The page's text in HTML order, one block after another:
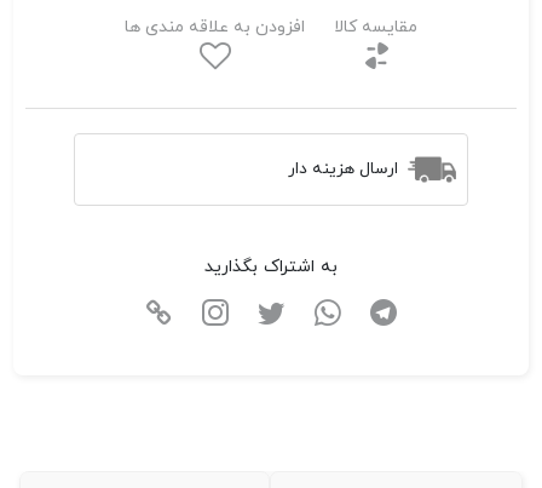
مقایسه کالا افزودن به علاقه مندی ها
ارسال هزینه دار
به اشتراک بگذارید